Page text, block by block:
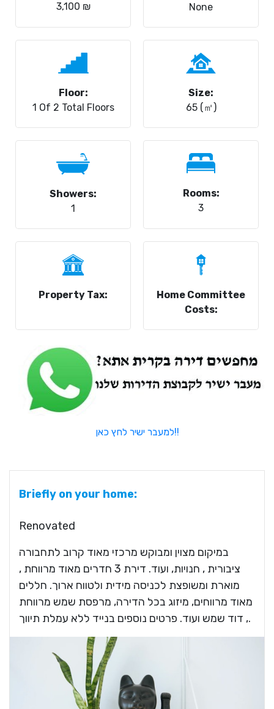
3,100 ₪
None
Floor:
1 Of 2 Total Floors
Size:
65 (㎡)
Showers:
1
Rooms:
3
Property Tax:
Home Committee
Costs:
למעבר ישיר לחץ כאן!!
Briefly on your home:
Renovated
במיקום מצוין ומבוקש מרכזי מאוד קרוב לתחבורה
ציבורית , חנויות, ועוד. דירת 3 חדרים מאוד מרווחת ,
מוארת ומשופצת לכניסה מידית ולטווח ארוך. חללים
מאוד מרווחים, מיזוג בכל הדירה, מרפסת שמש מרווחת
, דוד שמש ועוד. פרטים נוספים בנייד ללא עמלת תיווך.